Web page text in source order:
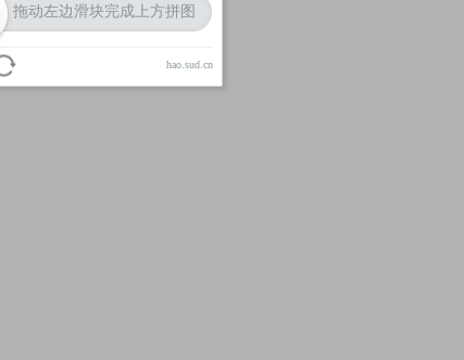
拖动左边滑块完成上方拼图
hao.sud.cn